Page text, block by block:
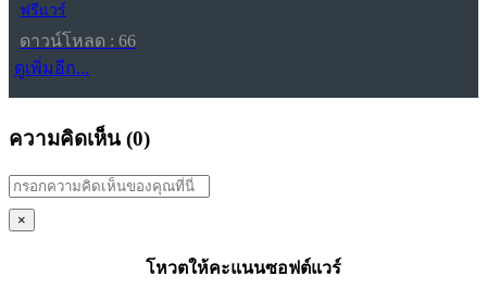
ฟรีแวร์
ดาวน์โหลด : 66
ดูเพิ่มอีก...
ความคิดเห็น (0)
×
โหวตให้คะแนนซอฟต์แวร์